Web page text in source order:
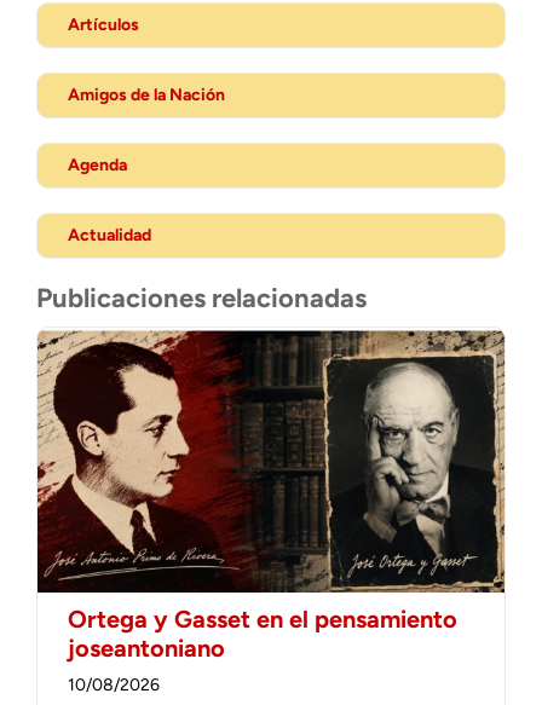
Artículos
Amigos de la Nación
Agenda
Actualidad
Publicaciones relacionadas
Ortega y Gasset en el pensamiento
joseantoniano
10/08/2026